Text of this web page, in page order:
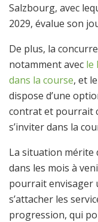
Salzbourg, avec
2029, évalue son
De plus, la
notamment avec le
dans la course, et
dispose d’une
contrat et pourrait
s’inviter dans la
La situation mérite
dans les mois à
pourrait envisager
s’attacher les
progression, qui